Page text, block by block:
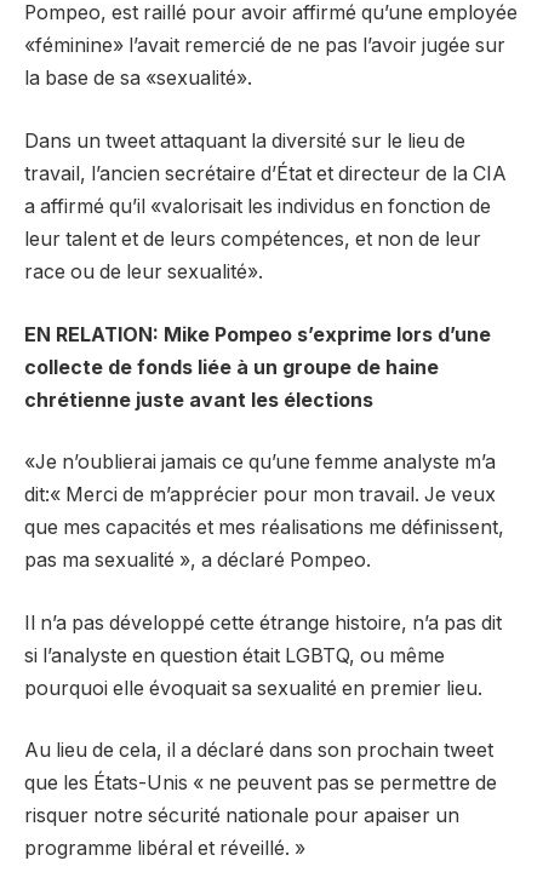
Pompeo, est raillé pour avoir affirmé qu’une employée
«féminine» l’avait remercié de ne pas l’avoir jugée sur
la base de sa «sexualité».
Dans un tweet attaquant la diversité sur le lieu de
travail, l’ancien secrétaire d’État et directeur de la CIA
a affirmé qu’il «valorisait les individus en fonction de
leur talent et de leurs compétences, et non de leur
race ou de leur sexualité».
EN RELATION: Mike Pompeo s’exprime lors d’une
collecte de fonds liée à un groupe de haine
chrétienne juste avant les élections
«Je n’oublierai jamais ce qu’une femme analyste m’a
dit:« Merci de m’apprécier pour mon travail. Je veux
que mes capacités et mes réalisations me définissent,
pas ma sexualité », a déclaré Pompeo.
Il n’a pas développé cette étrange histoire, n’a pas dit
si l’analyste en question était LGBTQ, ou même
pourquoi elle évoquait sa sexualité en premier lieu.
Au lieu de cela, il a déclaré dans son prochain tweet
que les États-Unis « ne peuvent pas se permettre de
risquer notre sécurité nationale pour apaiser un
programme libéral et réveillé. »